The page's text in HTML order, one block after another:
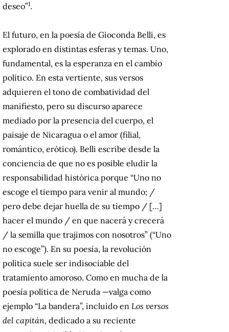
deseo”1.
El futuro, en la poesía de Gioconda Belli, es
explorado en distintas esferas y temas. Uno,
fundamental, es la esperanza en el cambio
político. En esta vertiente, sus versos
adquieren el tono de combatividad del
manifiesto, pero su discurso aparece
mediado por la presencia del cuerpo, el
paisaje de Nicaragua o el amor (filial,
romántico, erótico). Belli escribe desde la
conciencia de que no es posible eludir la
responsabilidad histórica porque “Uno no
escoge el tiempo para venir al mundo; /
pero debe dejar huella de su tiempo / […]
hacer el mundo / en que nacerá y crecerá
/ la semilla que trajimos con nosotros” (“Uno
no escoge”). En su poesía, la revolución
política suele ser indisociable del
tratamiento amoroso. Como en mucha de la
poesía política de Neruda —valga como
ejemplo “La bandera”, incluido en Los versos
del capitán, dedicado a su reciente